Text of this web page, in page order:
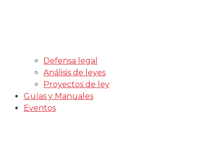
Defensa legal
Análisis de leyes
Proyectos de ley
Guías y Manuales
Eventos